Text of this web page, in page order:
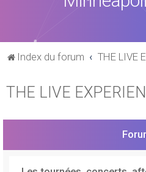
Index du forum THE LIVE
THE LIVE